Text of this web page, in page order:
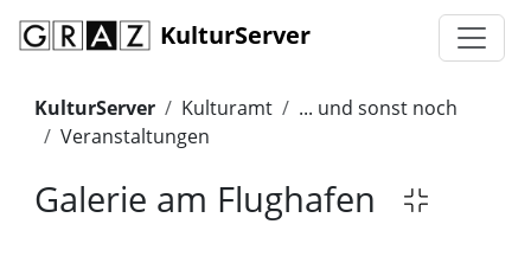
KulturServer
KulturServer Kulturamt
... und sonst noch
Veranstaltungen
Galerie am Flughafen